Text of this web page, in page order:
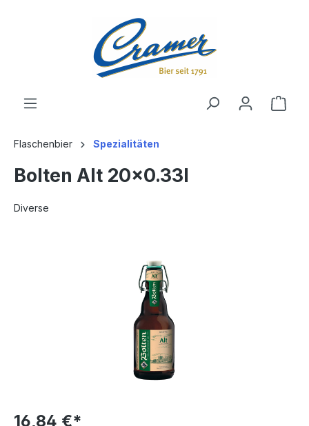
Flaschenbier Spezialitäten
Bolten Alt 20x0.33l
Diverse
16,84 €*